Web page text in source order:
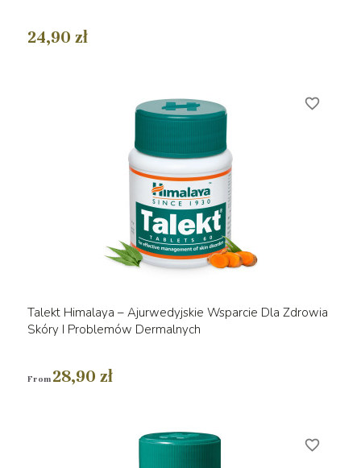
24,90 zł
Talekt Himalaya – Ajurwedyjskie Wsparcie Dla Zdrowia
Skóry I Problemów Dermalnych
From 28,90 zł
favorite_border
favorite_border